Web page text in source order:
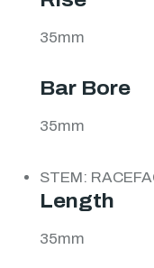
35mm
Bar Bore
35mm
STEM:
Length
35mm